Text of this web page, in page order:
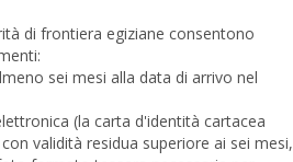
di frontiera egiziane consentono
sei mesi alla data di arrivo nel
(la carta d'identità cartacea
validità residua superiore ai sei mesi,